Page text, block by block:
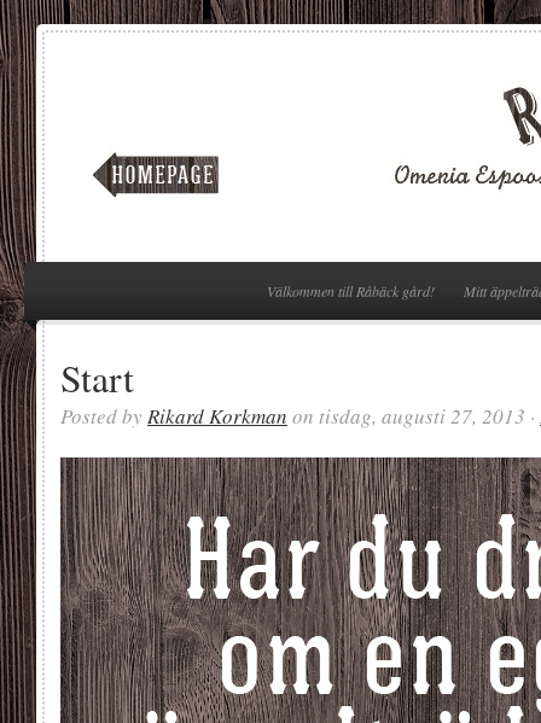
Välkommen till Råbäck gård! Mitt
Start
Posted by Rikard Korkman on tisdag, augusti 27, 2013 ·